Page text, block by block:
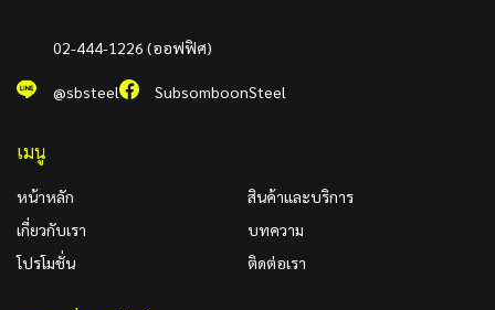
02-444-1226 (ออฟฟิศ)
@sbsteel SubsomboonSteel
เมนู
หน้าหลัก
เกี่ยวกับเรา
โปรโมชั่น
สินค้าและบริการ
บทความ
ติดต่อเรา